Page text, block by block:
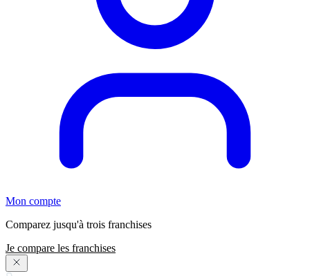
Mon compte
Comparez jusqu'à trois franchises
Je compare les franchises